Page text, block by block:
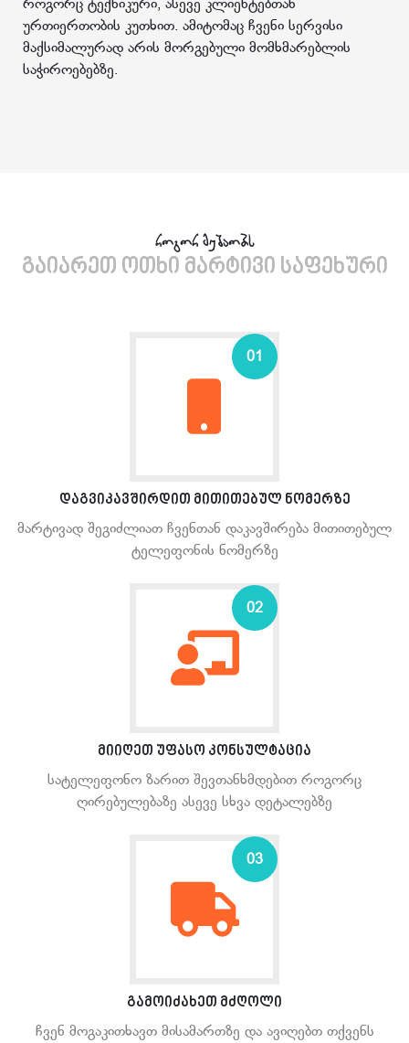
როგორც ტექნიკური, ასევე კლიენტებთან
ურთიერთობის კუთხით. ამიტომაც ჩვენი სერვისი
მაქსიმალურად არის მორგებული მომხმარებლის
საჭიროებებზე.
როგორ მუშაობს
გაიარეთ ოთხი მარტივი საფეხური
01
დაგვიკავშირდით მითითებულ ნომერზე
მარტივად შეგიძლიათ ჩვენთან დაკავშირება მითითებულ
ტელეფონის ნომერზე
02
მიიღეთ უფასო კონსულტაცია
სატელეფონო ზარით შევთანხმდებით როგორც
ღირებულებაზე ასევე სხვა დეტალებზე
03
გამოიძახეთ მძღოლი
ჩვენ მოგაკითხავთ მისამართზე და ავიღებთ თქვენს